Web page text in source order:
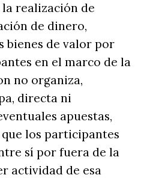
realización de
de dinero,
bienes de valor por
en el marco de la
no organiza,
directa ni
apuestas,
los participantes
sí por fuera de la
actividad de esa